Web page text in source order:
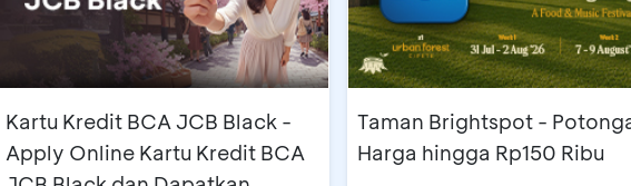
Kartu Kredit BCA JCB Black -
Apply Online Kartu Kredit BCA
Taman Brightspot -
Harga hingga Rp150 Ribu